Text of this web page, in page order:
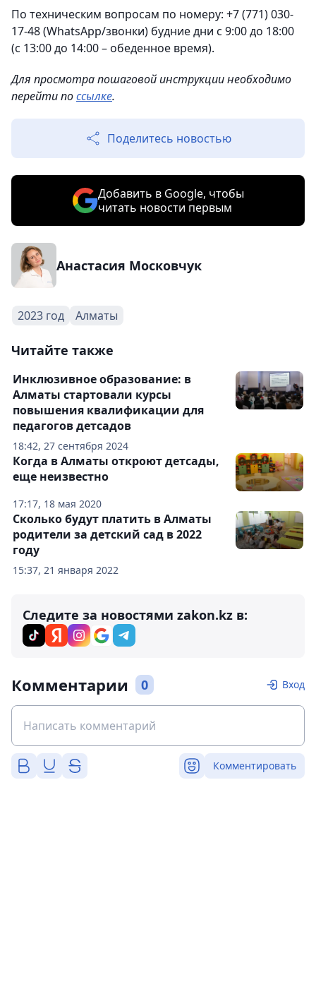
По техническим вопросам по номеру: +7 (771) 030-
17-48 (WhatsApp/звонки) будние дни с 9:00 до 18:00
(с 13:00 до 14:00 – обеденное время).
Для просмотра пошаговой инструкции необходимо
перейти поссылке.
Поделитесь новостью
Добавить в Google, чтобы
читать новости первым
Анастасия Московчук
2023 год Алматы
Читайте также
18:42, 27 сентября 2024
Инклюзивное образование: в
Алматы стартовали курсы
повышения квалификации для
педагогов детсадов
17:17, 18 мая 2020
Когда в Алматы откроют детсады,
еще неизвестно
15:37, 21 января 2022
Сколько будут платить в Алматы
родители за детский сад в 2022
году
Следите за новостями zakon.kz в:
Комментарии 0 Вход
Комментировать